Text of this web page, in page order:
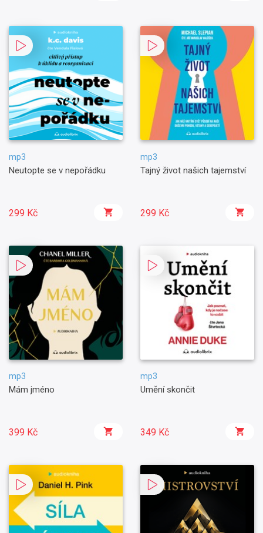
mp3
Neutopte se v nepořádku
299 Kč
mp3
Tajný život našich tajemství
299 Kč
mp3
Mám jméno
399 Kč
mp3
Umění skončit
349 Kč